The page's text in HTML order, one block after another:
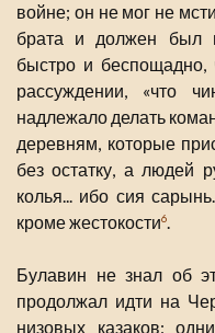
войне; он не мог не
брата и должен был
быстро и
рассуждении, «что
надлежало делать
деревням, которые
без остатку, а людей
колья... ибо сия
кроме жестокости6.
Булавин не знал об
продолжал идти на
низовых казаков: